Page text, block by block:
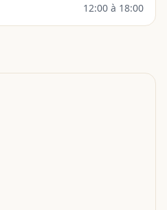
12:00 à 18:00